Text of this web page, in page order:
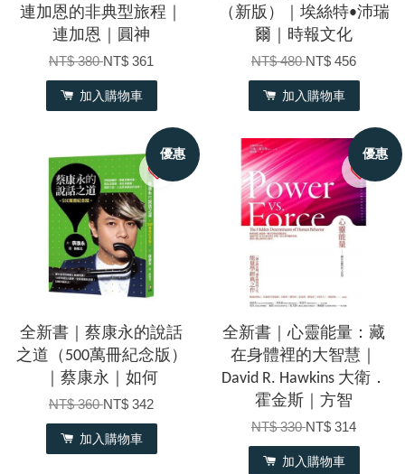
連加恩的非典型旅程｜
連加恩｜圓神
NT$ 380NT$ 361
加入購物車
（新版）｜埃絲特•沛瑞
爾｜時報文化
NT$ 480NT$ 456
加入購物車
優惠
全新書｜蔡康永的說話
之道（500萬冊紀念版）
｜蔡康永｜如何
NT$ 360NT$ 342
加入購物車
優惠
全新書｜心靈能量：藏
在身體裡的大智慧｜
David R. Hawkins 大衛．
霍金斯｜方智
NT$ 330NT$ 314
加入購物車